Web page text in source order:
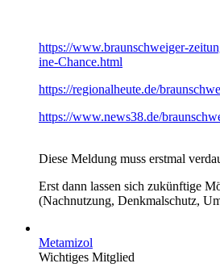
https://www.braunschweiger-
ine-Chance.html
https://regionalheute.de/
https://www.news38.de/
Diese Meldung muss erstmal
Erst dann lassen sich zukünftige
(Nachnutzung, Denkmalschutz,
Metamizol
Wichtiges Mitglied